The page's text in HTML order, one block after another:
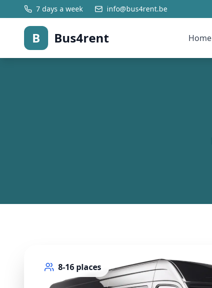
7 days a week info@bus4rent.be
B Bus4rent Home
8-16 places